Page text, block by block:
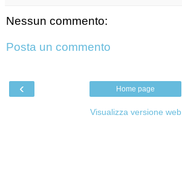
Nessun commento:
Posta un commento
‹ Home page
Visualizza versione web